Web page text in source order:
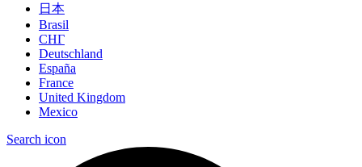
日本
Brasil
СНГ
Deutschland
España
France
United Kingdom
Mexico
Search icon